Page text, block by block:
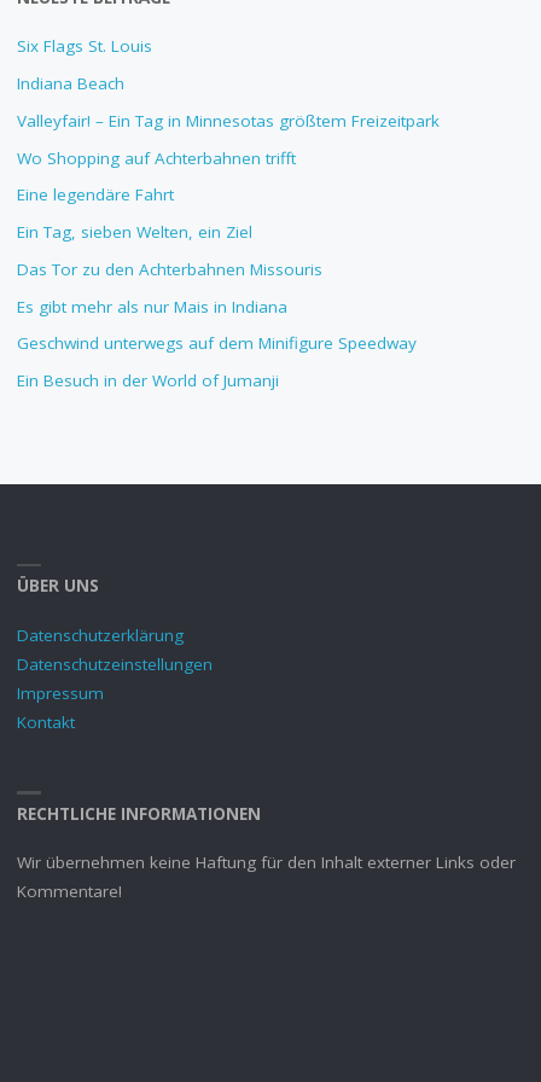
Six Flags St. Louis
Indiana Beach
Valleyfair! – Ein Tag in Minnesotas größtem Freizeitpark
Wo Shopping auf Achterbahnen trifft
Eine legendäre Fahrt
Ein Tag, sieben Welten, ein Ziel
Das Tor zu den Achterbahnen Missouris
Es gibt mehr als nur Mais in Indiana
Geschwind unterwegs auf dem Minifigure Speedway
Ein Besuch in der World of Jumanji
ÜBER UNS
Datenschutzerklärung
Datenschutzeinstellungen
Impressum
Kontakt
RECHTLICHE INFORMATIONEN
Wir übernehmen keine Haftung für den Inhalt externer Links oder
Kommentare!